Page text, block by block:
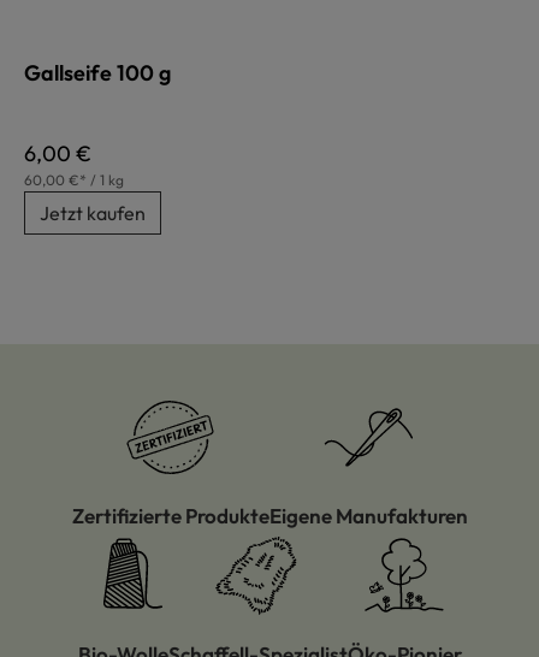
Gallseife 100 g
Regulärer Preis:
6,00 €
60,00 €* / 1 kg
Jetzt kaufen
Zertifizierte ProdukteEigene Manufakturen